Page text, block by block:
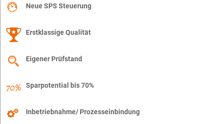
Neue SPS Steuerung
Erstklassige Qualität
Eigener Prüfstand
Sparpotential bis 70%
Inbetriebnahme/ Prozesseinbindung